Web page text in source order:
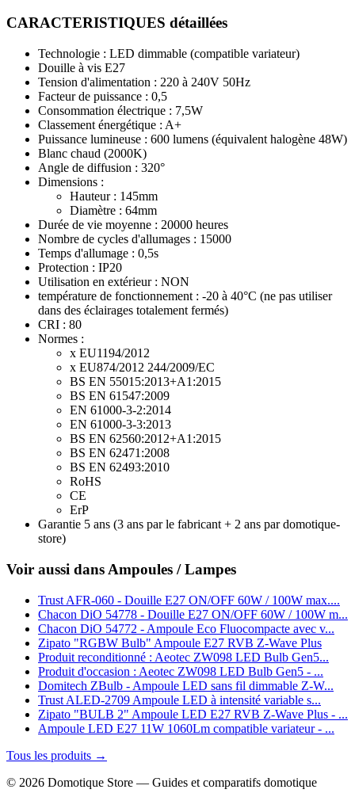
CARACTERISTIQUES détaillées
Technologie : LED dimmable (compatible variateur)
Douille à vis E27
Tension d'alimentation : 220 à 240V 50Hz
Facteur de puissance : 0,5
Consommation électrique : 7,5W
Classement énergétique : A+
Puissance lumineuse : 600 lumens (équivalent halogène 48W)
Blanc chaud (2000K)
Angle de diffusion : 320°
Dimensions :
Hauteur : 145mm
Diamètre : 64mm
Durée de vie moyenne : 20000 heures
Nombre de cycles d'allumages : 15000
Temps d'allumage : 0,5s
Protection : IP20
Utilisation en extérieur : NON
température de fonctionnement : -20 à 40°C (ne pas utiliser
dans des éclairages totalement fermés)
CRI : 80
Normes :
x EU1194/2012
x EU874/2012 244/2009/EC
BS EN 55015:2013+A1:2015
BS EN 61547:2009
EN 61000-3-2:2014
EN 61000-3-3:2013
BS EN 62560:2012+A1:2015
BS EN 62471:2008
BS EN 62493:2010
RoHS
CE
ErP
Garantie 5 ans (3 ans par le fabricant + 2 ans par domotique-
store)
Voir aussi dans Ampoules / Lampes
Trust AFR-060 - Douille E27 ON/OFF 60W / 100W max....
Chacon DiO 54778 - Douille E27 ON/OFF 60W / 100W m...
Chacon DiO 54772 - Ampoule Eco Fluocompacte avec v...
Zipato "RGBW Bulb" Ampoule E27 RVB Z-Wave Plus
Produit reconditionné : Aeotec ZW098 LED Bulb Gen5...
Produit d'occasion : Aeotec ZW098 LED Bulb Gen5 - ...
Domitech ZBulb - Ampoule LED sans fil dimmable Z-W...
Trust ALED-2709 Ampoule LED à intensité variable s...
Zipato "BULB 2" Ampoule LED E27 RVB Z-Wave Plus - ...
Ampoule LED E27 11W 1060Lm compatible variateur - ...
Tous les produits →
© 2026 Domotique Store — Guides et comparatifs domotique